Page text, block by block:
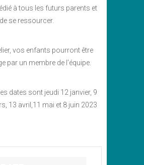
à tous les futurs parents et
se ressourcer.
vos enfants pourront être
par un membre de l’équipe.
dates sont jeudi 12 janvier, 9
13 avril,11 mai et 8 juin 2023